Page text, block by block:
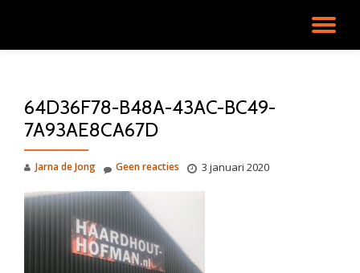
inhoud64D36F78-B48A-43AC-BC49-
7A93AE8CA67D
Jarna de Jong 3 januari 2020
Geen reacties